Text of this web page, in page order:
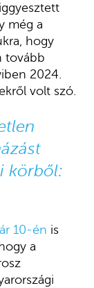
még a
hogy
tovább
2024.
volt szó.
körből:
10-én is
a